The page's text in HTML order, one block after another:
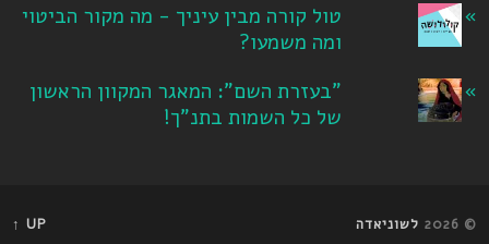
טול קורה מבין עיניך - מה מקור הביטוי
ומה משמעו?
"בעזרת השם": המאגר המקוון הראשון
של כל השמות בתנ"ך!
© 2026 לשוניאדה UP ↑